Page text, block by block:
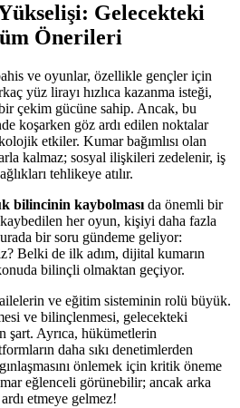
Gelecekteki
Önerileri
ve oyunlar, özellikle gençler için
yüz lirayı hızlıca kazanma isteği,
çekim gücüne sahip. Ancak, bu
koşarken göz ardı edilen noktalar
etkiler. Kumar bağımlısı olan
kalmaz; sosyal ilişkileri zedelenir, iş
tehlikeye atılır.
bilincinin kaybolması da önemli bir
her oyun, kişiyi daha fazla
bir soru gündeme geliyor:
Belki de ilk adım, dijital kumarın
bilinçli olmaktan geçiyor.
ailelerin ve eğitim sisteminin rolü büyük.
ve bilinçlenmesi, gelecekteki
şart. Ayrıca, hükümetlerin
daha sıkı denetimlerden
önlemek için kritik öneme
eğlenceli görünebilir; ancak arka
etmeye gelmez!